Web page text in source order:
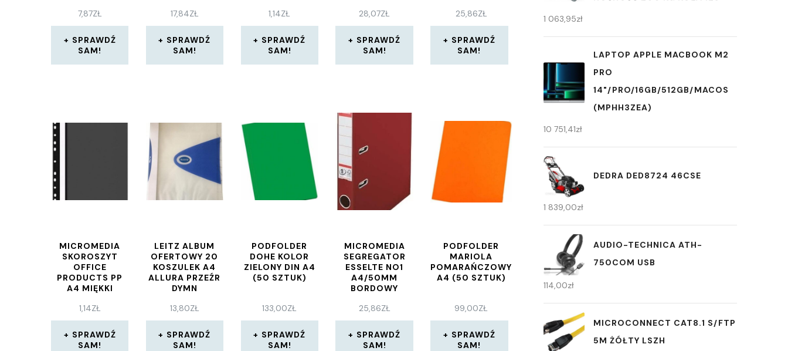
7,87ZŁ
SPRAWDŹ
SAM!
17,84ZŁ
SPRAWDŹ
SAM!
WPINANY ŻÓŁTY
1,14ZŁ
SPRAWDŹ
SAM!
28,07ZŁ
SPRAWDŹ
SAM!
25,86ZŁ
SPRAWDŹ
SAM!
MICROMEDIA
SKOROSZYT
OFFICE
PRODUCTS PP
A4 MIĘKKI
WPINANY
CZARNY
1,14ZŁ
SPRAWDŹ
SAM!
LEITZ ALBUM
OFERTOWY 20
KOSZULEK A4
ALLURA PRZEŹR
DYMN
13,80ZŁ
SPRAWDŹ
SAM!
PODFOLDER
DOHE KOLOR
ZIELONY DIN A4
(50 SZTUK)
133,00ZŁ
SPRAWDŹ
SAM!
MICROMEDIA
SEGREGATOR
ESSELTE NO1
A4/50MM
BORDOWY
25,86ZŁ
SPRAWDŹ
SAM!
PODFOLDER
MARIOLA
POMARAŃCZOWY
A4 (50 SZTUK)
99,00ZŁ
SPRAWDŹ
SAM!
1 063,95zł
LAPTOP APPLE MACBOOK M2
PRO
14"/PRO/16GB/512GB/MACOS
(MPHH3ZEA)
10 751,41zł
DEDRA DED8724 46CSE
1 839,00zł
AUDIO-TECHNICA ATH-
750COM USB
114,00zł
MICROCONNECT CAT8.1 S/FTP
5M ŻÓŁTY LSZH